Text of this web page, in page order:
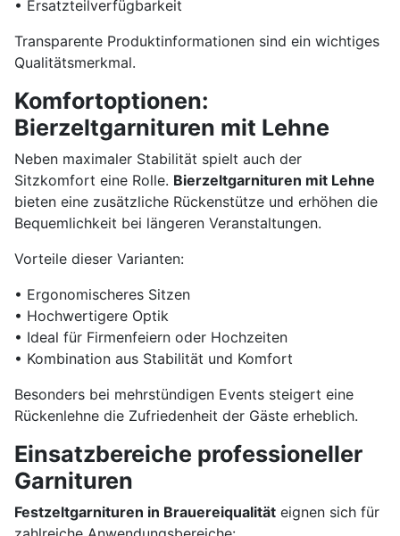
• Ersatzteilverfügbarkeit
Transparente Produktinformationen sind ein wichtiges
Qualitätsmerkmal.
Komfortoptionen:
Bierzeltgarnituren mit Lehne
Neben maximaler Stabilität spielt auch der
Sitzkomfort eine Rolle. Bierzeltgarnituren mit Lehne
bieten eine zusätzliche Rückenstütze und erhöhen die
Bequemlichkeit bei längeren Veranstaltungen.
Vorteile dieser Varianten:
• Ergonomischeres Sitzen
• Hochwertigere Optik
• Ideal für Firmenfeiern oder Hochzeiten
• Kombination aus Stabilität und Komfort
Besonders bei mehrstündigen Events steigert eine
Rückenlehne die Zufriedenheit der Gäste erheblich.
Einsatzbereiche professioneller
Garnituren
Festzeltgarnituren in Brauereiqualität eignen sich für